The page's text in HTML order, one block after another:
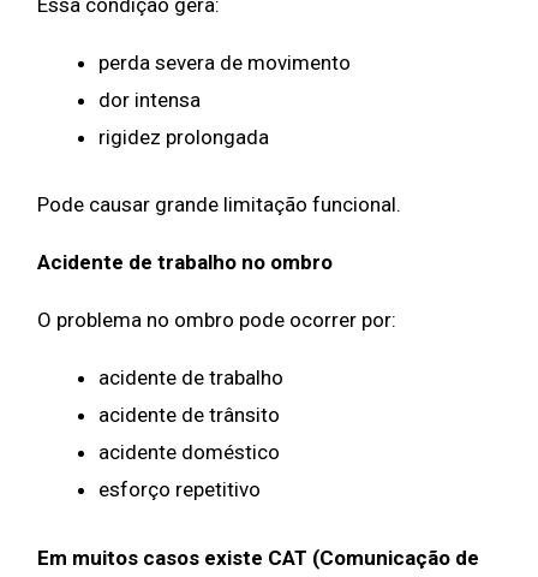
perda severa de movimento
dor intensa
rigidez prolongada
Pode causar grande limitação funcional.
Acidente de trabalho no ombro
O problema no ombro pode ocorrer por:
acidente de trabalho
acidente de trânsito
acidente doméstico
esforço repetitivo
Em muitos casos existe CAT (Comunicação de